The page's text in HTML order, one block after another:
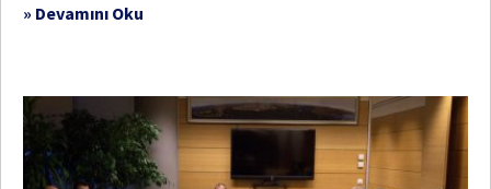
» Devamını Oku